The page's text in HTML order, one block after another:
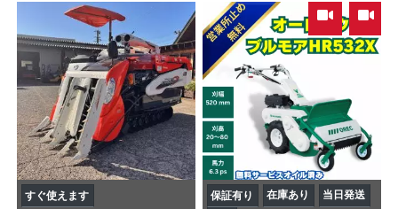
すぐ使えます
,
保証有り 在庫あり
当日発送